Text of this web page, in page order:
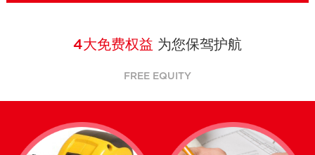
4大免费权益 为您保驾护航
FREE EQUITY